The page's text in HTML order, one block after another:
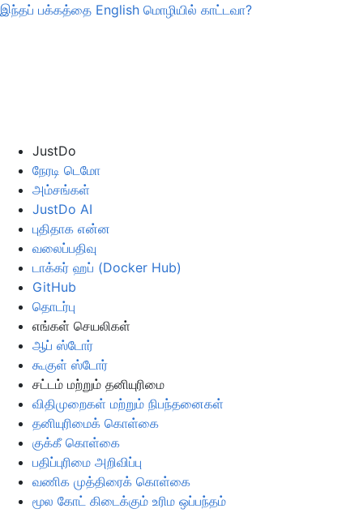
இந்தப் பக்கத்தை English மொழியில் காட்டவா?
JustDo
நேரடி டெமோ
அம்சங்கள்
JustDo AI
புதிதாக என்ன
வலைப்பதிவு
டாக்கர் ஹப் (Docker Hub)
GitHub
தொடர்பு
எங்கள் செயலிகள்
ஆப் ஸ்டோர்
கூகுள் ஸ்டோர்
சட்டம் மற்றும் தனியுரிமை
விதிமுறைகள் மற்றும் நிபந்தனைகள்
தனியுரிமைக் கொள்கை
குக்கீ கொள்கை
பதிப்புரிமை அறிவிப்பு
வணிக முத்திரைக் கொள்கை
மூல கோட் கிடைக்கும் உரிம ஒப்பந்தம்